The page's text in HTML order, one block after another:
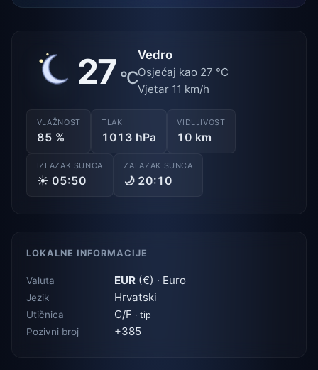
27 °C
Vedro
Osjećaj kao 27 °C
Vjetar 11 km/h
VLAŽNOST
85 %
TLAK
1013 hPa
VIDLJIVOST
10 km
IZLAZAK SUNCA
☀ 05:50
ZALAZAK SUNCA
🌙 20:10
LOKALNE INFORMACIJE
Valuta EUR (€) · Euro
Jezik Hrvatski
Utičnica C/F · tip
Pozivni broj +385